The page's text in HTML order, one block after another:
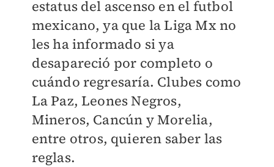
estatus del ascenso en el futbol
mexicano, ya que la Liga Mx no
les ha informado si ya
desapareció por completo o
cuándo regresaría. Clubes como
La Paz, Leones Negros,
Mineros, Cancún y Morelia,
entre otros, quieren saber las
reglas.